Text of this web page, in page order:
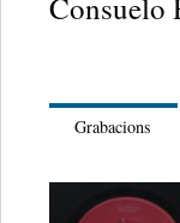
Grabacions